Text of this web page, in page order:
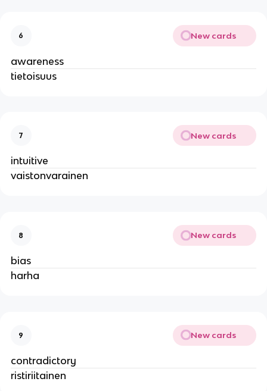
6 New cards
awareness
tietoisuus
7 New cards
intuitive
vaistonvarainen
8 New cards
bias
harha
9 New cards
contradictory
ristiriitainen